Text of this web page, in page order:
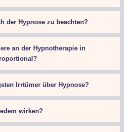
der Hypnose zu beachten?
an der Hypnotherapie in
Irrtümer über Hypnose?
wirken?